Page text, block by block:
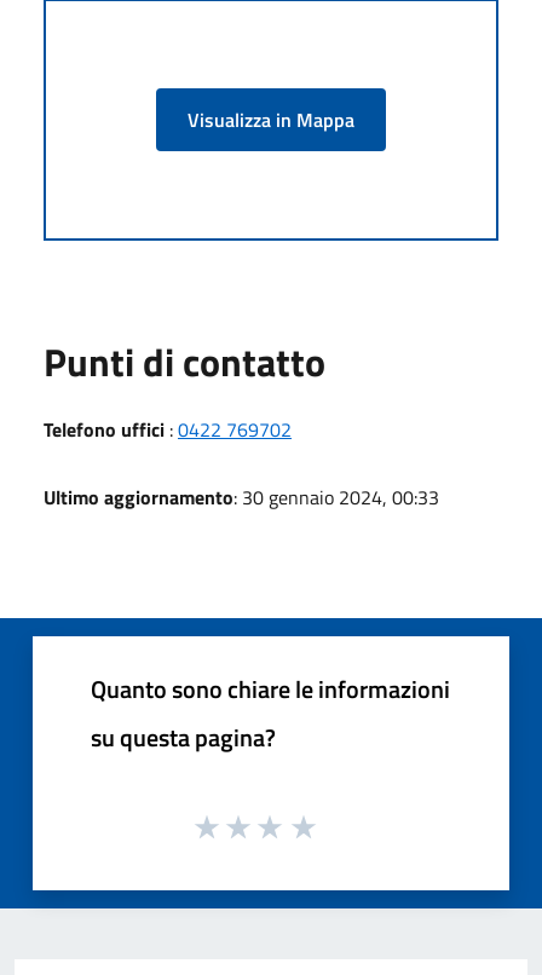
Visualizza in Mappa
Punti di contatto
Telefono uffici :0422 769702
Ultimo aggiornamento: 30 gennaio 2024, 00:33
Quanto sono chiare le informazioni
su questa pagina?